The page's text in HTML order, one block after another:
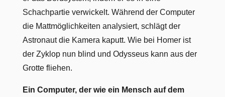
Schachpartie verwickelt. Während der Computer
die Mattmöglichkeiten analysiert, schlägt der
Astronaut die Kamera kaputt. Wie bei Homer ist
der Zyklop nun blind und Odysseus kann aus der
Grotte fliehen.
Ein Computer, der wie ein Mensch auf dem